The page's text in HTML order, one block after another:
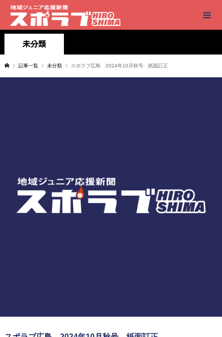
未分類
記事一覧 未分類 スポラブ広島 2024年10月秋号 紙面訂正